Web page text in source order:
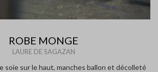
ROBE MONGE
LAURE DE SAGAZAN
soie sur le haut, manches ballon et décolleté